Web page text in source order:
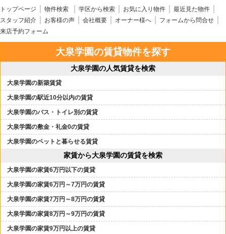
トップページ 物件検索 学区から検索 お気に入り物件
最近見た物件
スタッフ紹介
お客様の声 会社概要 オーナー様へ
フォームから問合せ
来店予約フォーム
大泉学園の賃貸物件を探す
大泉学園の人気賃貸を検索
大泉学園の新築賃貸
大泉学園の駅近10分以内の賃貸
大泉学園のバス・トイレ別の賃貸
大泉学園の敷金・礼金0の賃貸
大泉学園のペットと暮らせる賃貸
家賃から大泉学園の賃貸を検索
大泉学園の家賃6万円以下の賃貸
大泉学園の家賃6万円～7万円の賃貸
大泉学園の家賃7万円～8万円の賃貸
大泉学園の家賃8万円～9万円の賃貸
大泉学園の家賃9万円以上の賃貸